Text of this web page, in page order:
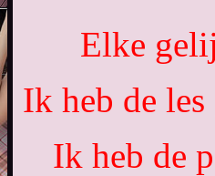
Elke
Ik heb de
Ik heb de